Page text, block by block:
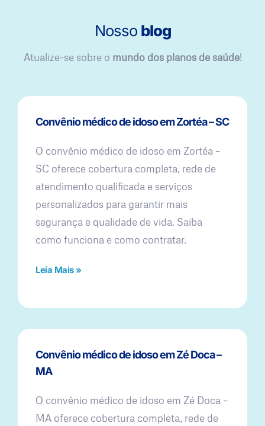
Nosso blog
Atualize-se sobre o mundo dos planos de saúde!
Convênio médico de idoso em Zortéa – SC
O convênio médico de idoso em Zortéa –
SC oferece cobertura completa, rede de
atendimento qualificada e serviços
personalizados para garantir mais
segurança e qualidade de vida. Saiba
como funciona e como contratar.
Leia Mais »
Convênio médico de idoso em Zé Doca –
MA
O convênio médico de idoso em Zé Doca –
MA oferece cobertura completa, rede de